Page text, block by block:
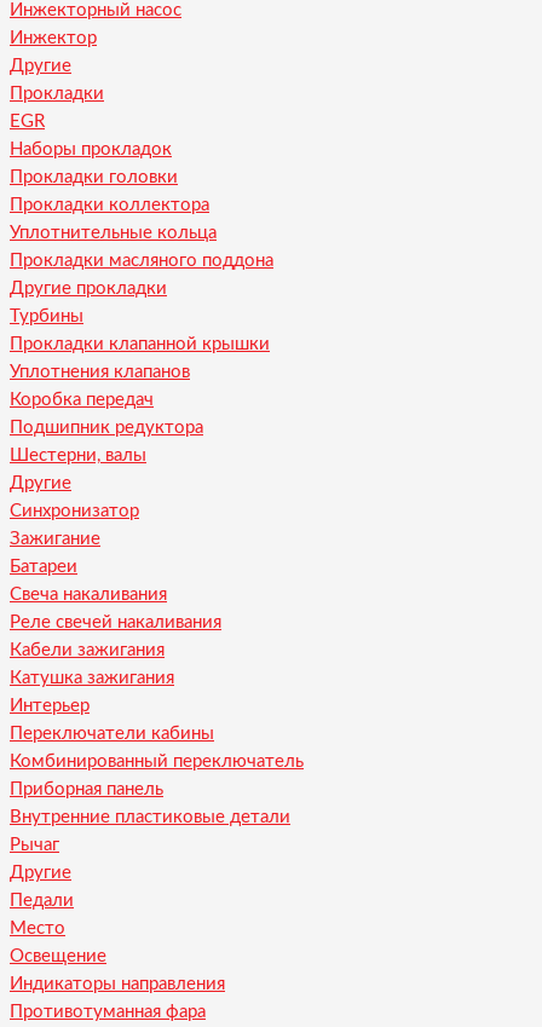
Инжекторный насос
Инжектор
Другие
Прокладки
EGR
Наборы прокладок
Прокладки головки
Прокладки коллектора
Уплотнительные кольца
Прокладки масляного поддона
Другие прокладки
Турбины
Прокладки клапанной крышки
Уплотнения клапанов
Коробка передач
Подшипник редуктора
Шестерни, валы
Другие
Синхронизатор
Зажигание
Батареи
Свеча накаливания
Реле свечей накаливания
Кабели зажигания
Катушка зажигания
Интерьер
Переключатели кабины
Комбинированный переключатель
Приборная панель
Внутренние пластиковые детали
Рычаг
Другие
Педали
Место
Освещение
Индикаторы направления
Противотуманная фара